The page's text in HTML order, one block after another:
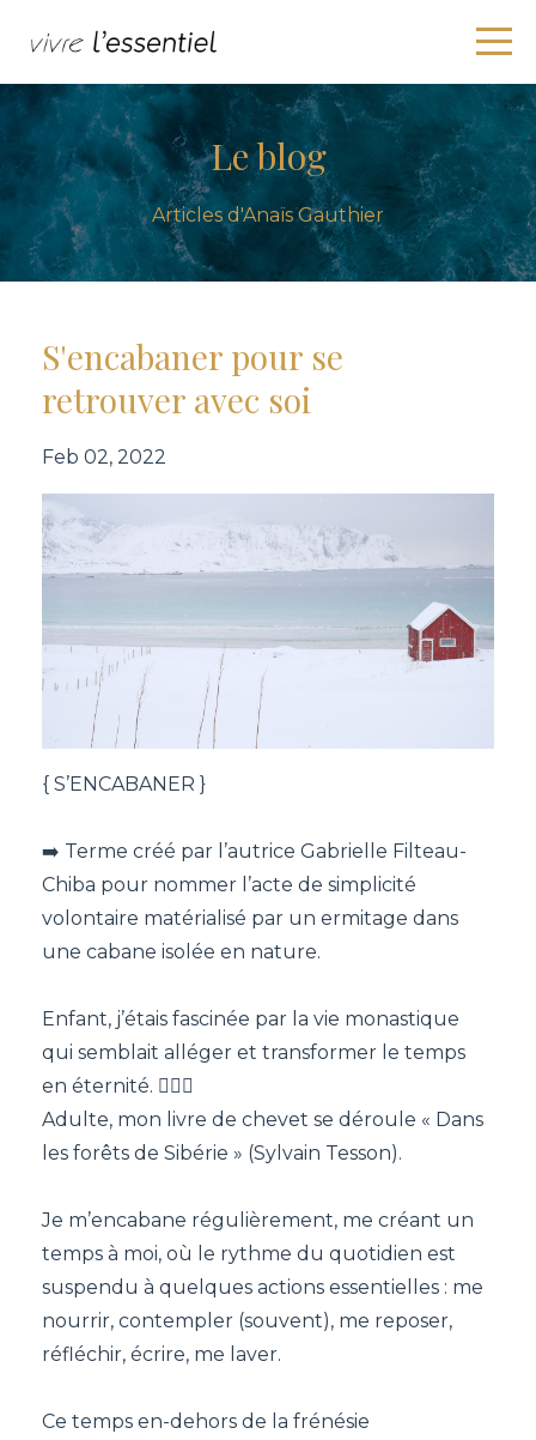
Le blog
Articles d'Anaïs Gauthier
S'encabaner pour se
retrouver avec soi
Feb 02, 2022
{ S’ENCABANER }
➡️ Terme créé par l’autrice Gabrielle Filteau-
Chiba pour nommer l’acte de simplicité
volontaire matérialisé par un ermitage dans
une cabane isolée en nature.
Enfant, j’étais fascinée par la vie monastique
qui semblait alléger et transformer le temps
en éternité. 🧙🏻‍♀️
Adulte, mon livre de chevet se déroule « Dans
les forêts de Sibérie » (Sylvain Tesson).
Je m’encabane régulièrement, me créant un
temps à moi, où le rythme du quotidien est
suspendu à quelques actions essentielles : me
nourrir, contempler (souvent), me reposer,
réfléchir, écrire, me laver.
Ce temps en-dehors de la frénésie